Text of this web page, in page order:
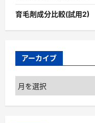
育毛剤成分比較(試用2)
アーカイブ
ア
ー
カ